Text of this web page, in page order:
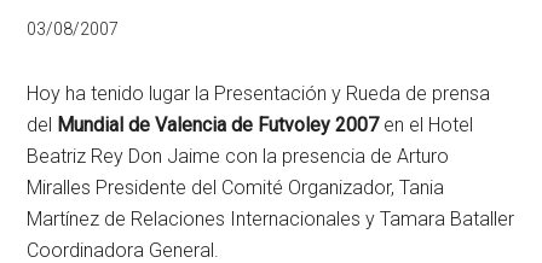
03/08/2007
Hoy ha tenido lugar la Presentación y Rueda de prensa
del Mundial de Valencia de Futvoley 2007en el Hotel
Beatriz Rey Don Jaime con la presencia de Arturo
Miralles Presidente del Comité Organizador, Tania
Martínez de Relaciones Internacionales y Tamara Bataller
Coordinadora General.